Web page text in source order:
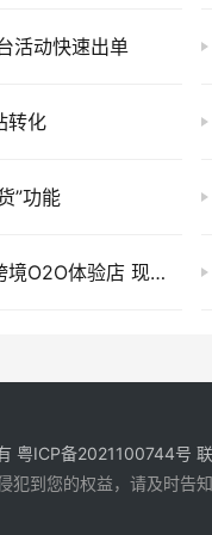
活动快速出单
转化
”功能
京东国际联合烟台自贸片区打造跨境O2O体验店 现已开启试营业
粤ICP备2021100744号
到您的权益，请及时告